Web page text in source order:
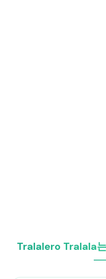
Tralalero Tralala